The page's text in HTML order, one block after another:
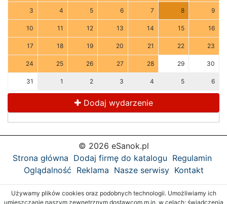
3 4 5 6 7 8 9
10 11 12 13 14 15 16
17 18 19 20 21 22 23
24 25 26 27 28 29 30
31 1 2 3 4 5 6
Dodaj wydarzenie
© 2026 eSanok.pl
Strona główna Dodaj firmę do katalogu Regulamin
Oglądalność Reklama Nasze serwisy Kontakt
Używamy plików cookies oraz podobnych technologii. Umożliwiamy ich
umieszczanie naszym zewnętrznym dostawcom m.in. w celach: świadczenia